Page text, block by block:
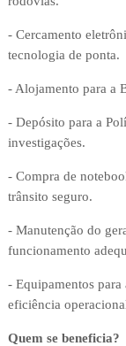
- Cercamento
tecnologia de ponta.
- Alojamento para a
- Depósito para a
investigações.
- Compra de
trânsito seguro.
- Manutenção do
funcionamento
- Equipamentos para
eficiência
Quem se beneficia?